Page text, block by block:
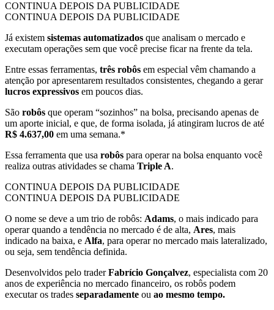
CONTINUA DEPOIS DA PUBLICIDADE
CONTINUA DEPOIS DA PUBLICIDADE
Já existem sistemas automatizados que analisam o mercado e
executam operações sem que você precise ficar na frente da tela.
Entre essas ferramentas, três robôs em especial vêm chamando a
atenção por apresentarem resultados consistentes, chegando a gerar
lucros expressivos em poucos dias.
São robôs que operam “sozinhos” na bolsa, precisando apenas de
um aporte inicial, e que, de forma isolada, já atingiram lucros de até
R$ 4.637,00 em uma semana.*
Essa ferramenta que usa robôs para operar na bolsa enquanto você
realiza outras atividades se chama Triple A.
CONTINUA DEPOIS DA PUBLICIDADE
CONTINUA DEPOIS DA PUBLICIDADE
O nome se deve a um trio de robôs: Adams, o mais indicado para
operar quando a tendência no mercado é de alta, Ares, mais
indicado na baixa, e Alfa, para operar no mercado mais lateralizado,
ou seja, sem tendência definida.
Desenvolvidos pelo traderFabrício Gonçalvez, especialista com 20
anos de experiência no mercado financeiro, os robôs podem
executar os trades separadamente ou ao mesmo tempo.